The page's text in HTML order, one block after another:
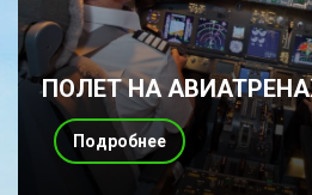
ПОЛЕТ НА
Подробнее